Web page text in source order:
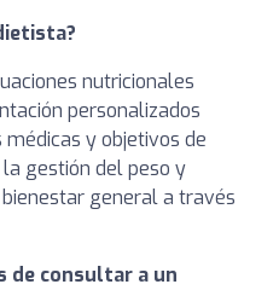
nutricionales
personalizados
médicas y objetivos de
gestión del peso y
general a través
de consultar a un